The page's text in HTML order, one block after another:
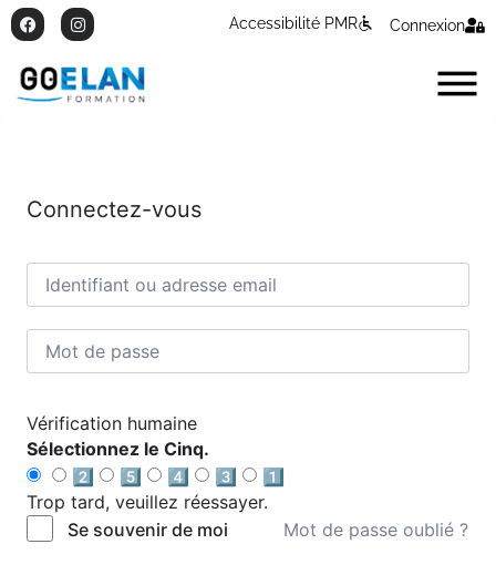
Accessibilité PMR Connexion
Connectez-vous
Vérification humaine
Sélectionnez le Cinq.
2️⃣
5️⃣ 4️⃣ 3️⃣
1️⃣
Trop tard, veuillez réessayer.
Se souvenir de moi
Mot de passe oublié ?